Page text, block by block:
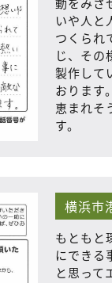
いや人と
つくられ
じ、その
製作して
おります
恵まれそ
す。
横浜市
もともと
にできる
と思って